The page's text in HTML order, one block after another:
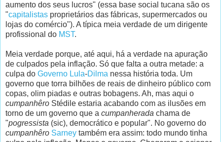
aumento dos seus lucros" (essa base social tucana são os
"capitalistas proprietários das fábricas, supermercados ou
lojas do comércio"). A típica meia verdade de um dirigente
profissional do MST.
Meia verdade porque, até aqui, há a verdade na apuração
de culpados pela inflação. Só que falta a outra metade: a
culpa do Governo Lula-Dilma nessa história toda. Um
governo que torra bilhões de reais de dinheiro público com
copas, olim piadas e outras bobagens. Ah, mas aqui o
cumpanhêro Stédile estaria acabando com as ilusões em
torno de um governo que a cumpanherada chama de
"pogressista (sic), democrático e popular". No governo do
cumpanhêro Sarney também era assim: todo mundo tinha